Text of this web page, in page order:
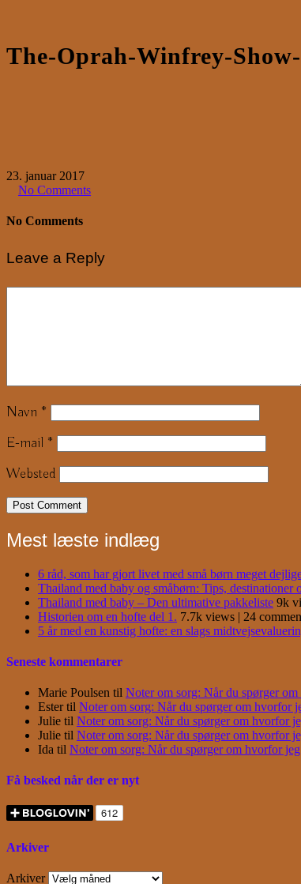
The-Oprah-Winfrey-
23. januar 2017
No Comments
No Comments
Leave a Reply
Navn *
E-mail *
Websted
Mest læste indlæg
6 råd, som har gjort livet med små børn meget
Thailand med baby og småbørn: Tips, destinationer
Thailand med baby – Den ultimative pakkeliste 9k
Historien om en hofte del 1. 7.7k views | 24
5 år med en kunstig hofte: en slags
Seneste kommentarer
Marie Poulsen til Noter om sorg: Når du spørger
Estertil Noter om sorg: Når du spørger om hvorfor
Julie til Noter om sorg: Når du spørger om hvorfor
Julie til Noter om sorg: Når du spørger om hvorfor
Ida til Noter om sorg: Når du spørger om hvorfor
Få besked når der er nyt
Arkiver
Arkiver